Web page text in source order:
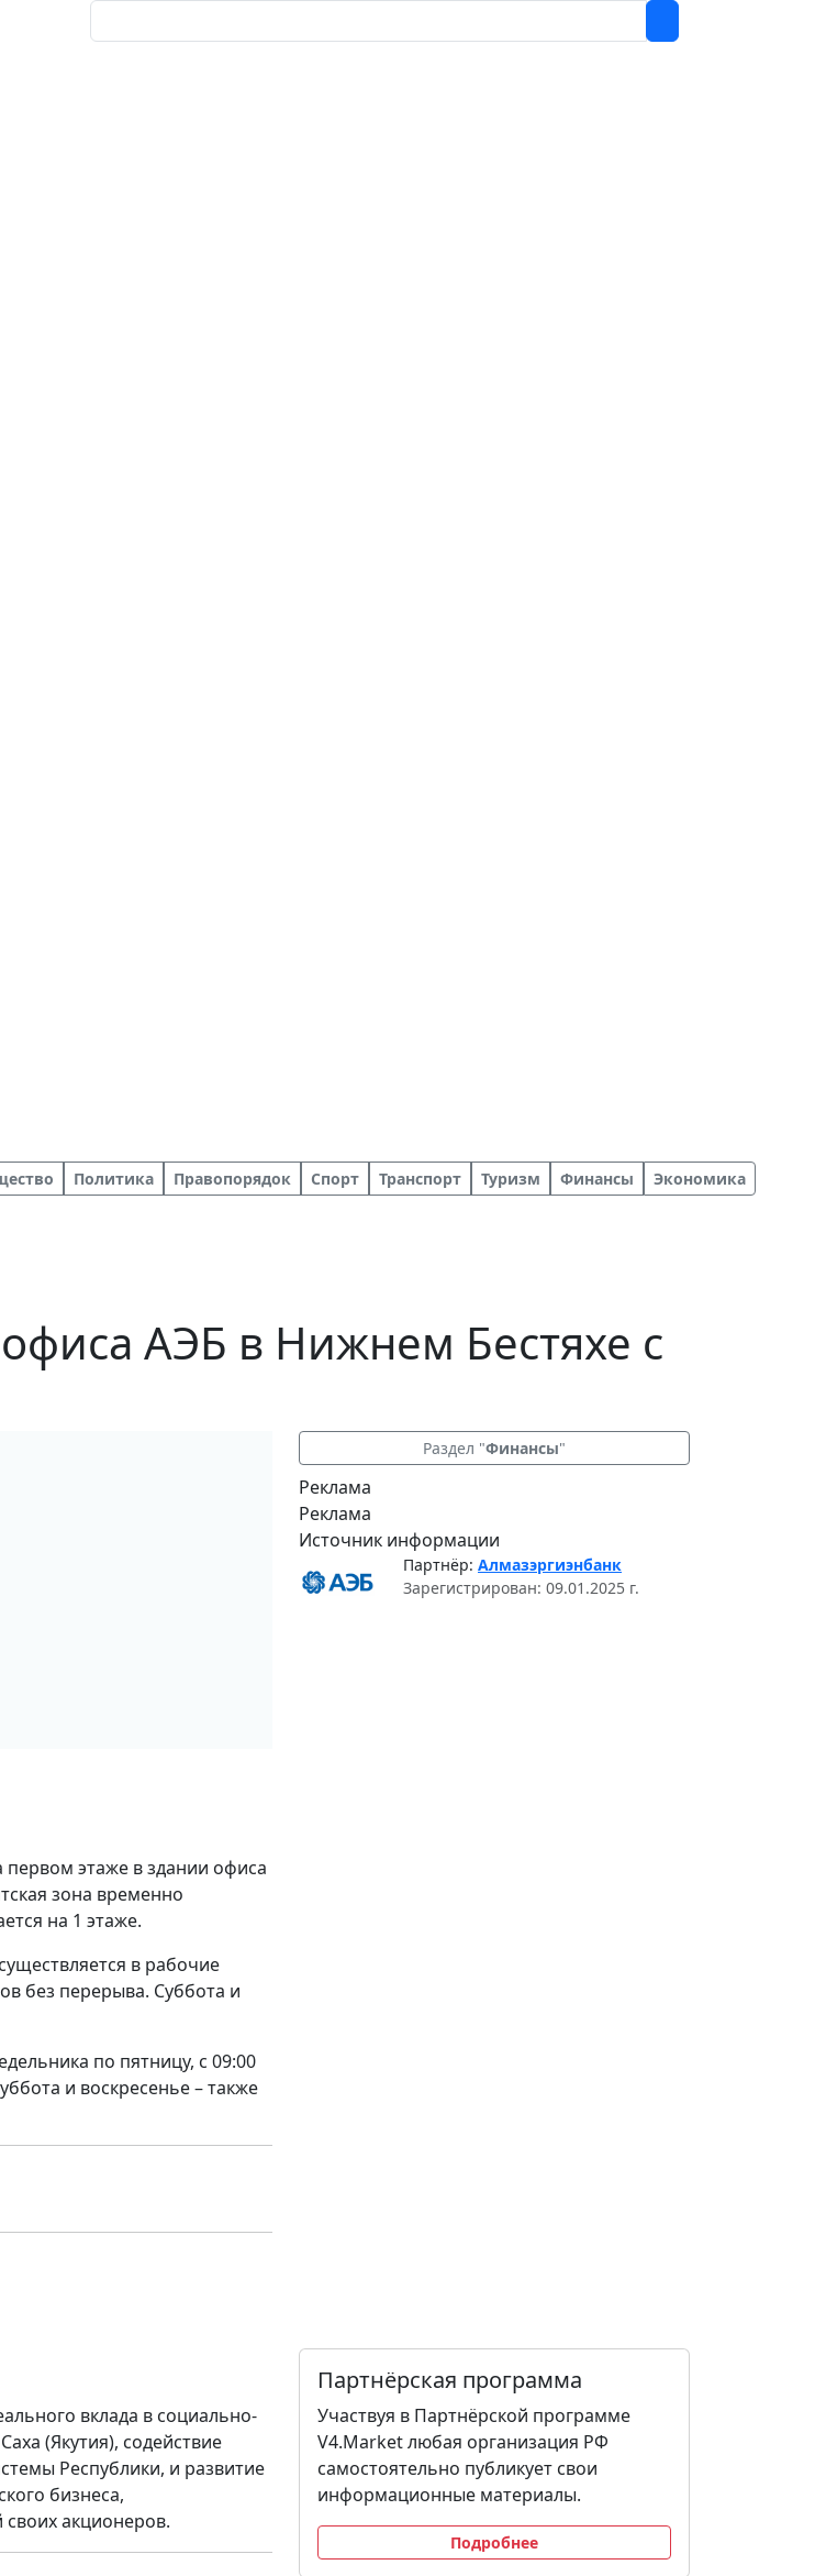
Политика Правопорядок Спорт Транспорт Туризм Финансы
Экономика
АЭБ в Нижнем Бестяхе с
первом этаже в здании офиса
зона временно
на 1 этаже.
в рабочие
без перерыва. Суббота и
по пятницу, с 09:00
и воскресенье – также
вклада в социально-
(Якутия), содействие
Республики, и развитие
бизнеса,
акционеров.
Раздел "Финансы"
Реклама
Реклама
Источник информации
Партнёр: Алмазэргиэнбанк
Зарегистрирован: 09.01.2025 г.
Партнёрская программа
Участвуя в Партнёрской программе
V4.Market любая организация РФ
самостоятельно публикует свои
информационные материалы.
Подробнее